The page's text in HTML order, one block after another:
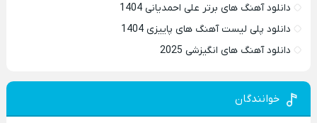
دانلود آهنگ های برتر علی احمدیانی 1404
دانلود پلی لیست آهنگ های پاییزی 1404
دانلود آهنگ های انگیزشی 2025
خوانندگان